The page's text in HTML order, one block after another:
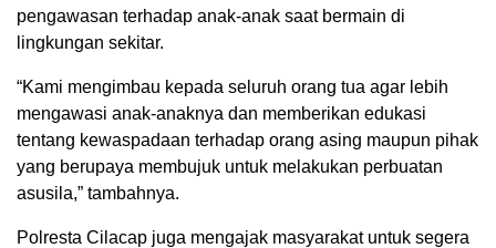
pengawasan terhadap anak-anak saat bermain di
lingkungan sekitar.
“Kami mengimbau kepada seluruh orang tua agar lebih
mengawasi anak-anaknya dan memberikan edukasi
tentang kewaspadaan terhadap orang asing maupun pihak
yang berupaya membujuk untuk melakukan perbuatan
asusila,” tambahnya.
Polresta Cilacap juga mengajak masyarakat untuk segera